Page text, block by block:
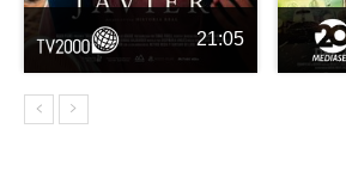
21:05